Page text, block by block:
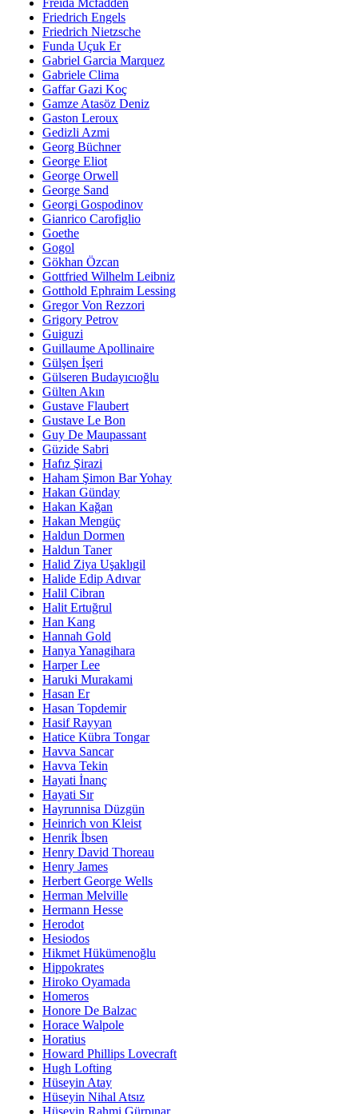
Freida Mcfadden
Friedrich Engels
Friedrich Nietzsche
Funda Uçuk Er
Gabriel Garcia Marquez
Gabriele Clima
Gaffar Gazi Koç
Gamze Atasöz Deniz
Gaston Leroux
Gedizli Azmi
Georg Büchner
George Eliot
George Orwell
George Sand
Georgi Gospodinov
Gianrico Carofiglio
Goethe
Gogol
Gökhan Özcan
Gottfried Wilhelm Leibniz
Gotthold Ephraim Lessing
Gregor Von Rezzori
Grigory Petrov
Guiguzi
Guillaume Apollinaire
Gülşen İşeri
Gülseren Budayıcıoğlu
Gülten Akın
Gustave Flaubert
Gustave Le Bon
Guy De Maupassant
Güzide Sabri
Hafız Şirazi
Haham Şimon Bar Yohay
Hakan Günday
Hakan Kağan
Hakan Mengüç
Haldun Dormen
Haldun Taner
Halid Ziya Uşaklıgil
Halide Edip Adıvar
Halil Cibran
Halit Ertuğrul
Han Kang
Hannah Gold
Hanya Yanagihara
Harper Lee
Haruki Murakami
Hasan Er
Hasan Topdemir
Hasif Rayyan
Hatice Kübra Tongar
Havva Sancar
Havva Tekin
Hayati İnanç
Hayati Sır
Hayrunnisa Düzgün
Heinrich von Kleist
Henrik İbsen
Henry David Thoreau
Henry James
Herbert George Wells
Herman Melville
Hermann Hesse
Herodot
Hesiodos
Hikmet Hükümenoğlu
Hippokrates
Hiroko Oyamada
Homeros
Honore De Balzac
Horace Walpole
Horatius
Howard Phillips Lovecraft
Hugh Lofting
Hüseyin Atay
Hüseyin Nihal Atsız